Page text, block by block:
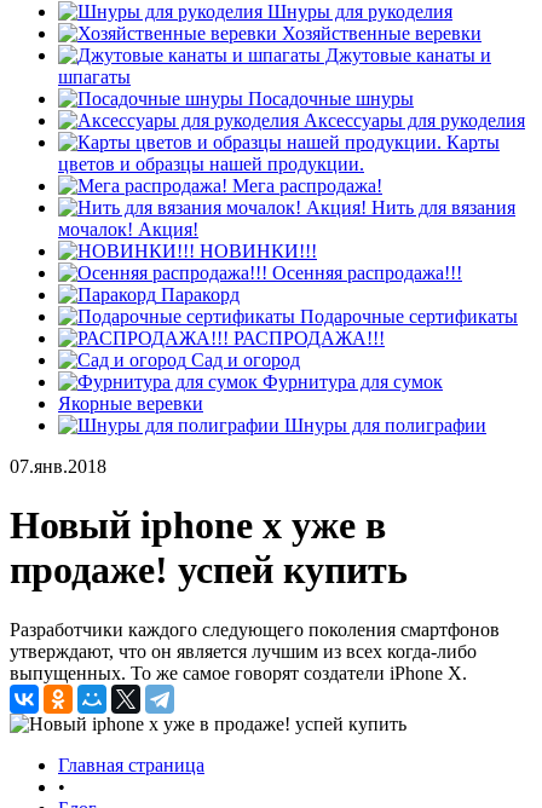
Шнуры для рукоделия
Хозяйственные веревки
Джутовые канаты и
шпагаты
Посадочные шнуры
Аксессуары для рукоделия
Карты
цветов и образцы нашей продукции.
Мега распродажа!
Нить для вязания
мочалок! Акция!
НОВИНКИ!!!
Осенняя распродажа!!!
Паракорд
Подарочные сертификаты
РАСПРОДАЖА!!!
Сад и огород
Фурнитура для сумок
Якорные веревки
Шнуры для полиграфии
07.янв.2018
Новый iphone x уже в
продаже! успей купить
Разработчики каждого следующего поколения смартфонов
утверждают, что он является лучшим из всех когда-либо
выпущенных. То же самое говорят создатели iPhone X.
Главная страница
•